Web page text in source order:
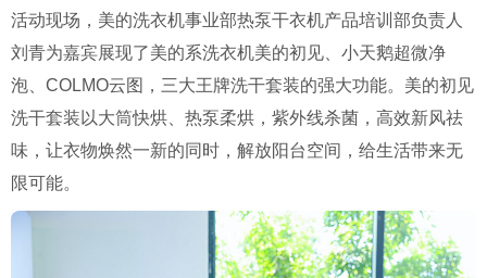
活动现场，美的洗衣机事业部热泵干衣机产品培训部负责人
刘青为嘉宾展现了美的系洗衣机美的初见、小天鹅超微净
泡、 COLMO云图，三大王牌洗干套装的强大功能。美的初见
洗干套装以大筒快烘、热泵柔烘，紫外线杀菌，高效新风祛
味，让衣物焕然一新的同时，解放阳台空间，给生活带来无
限可能。